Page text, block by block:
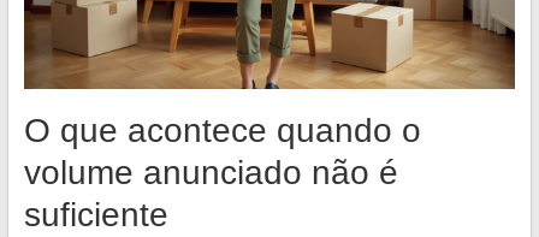
O que acontece quando o
volume anunciado não é
suficiente